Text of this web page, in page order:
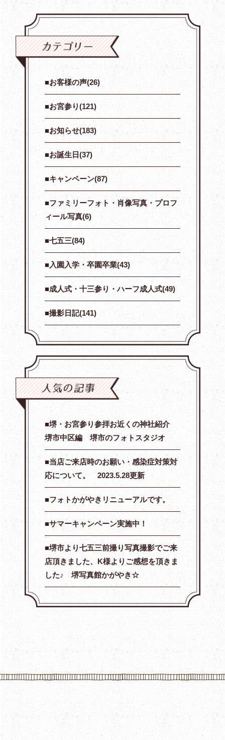
お客様の声(26)
お宮参り(121)
お知らせ(183)
お誕生日(37)
キャンペーン(87)
ファミリーフォト・肖像写真・プロフ
ィール写真(6)
七五三(84)
入園入学・卒園卒業(43)
成人式・十三参り・ハーフ成人式(49)
撮影日記(141)
堺・お宮参り参拝お近くの神社紹介
堺市中区編 堺市のフォトスタジオ
当店ご来店時のお願い・感染症対策対
応について。 2023.5.28更新
フォトかがやきリニューアルです。
サマーキャンペーン実施中！
堺市より七五三前撮り写真撮影でご来
店頂きました、K様よりご感想を頂きま
した♪ 堺写真館かがやき☆